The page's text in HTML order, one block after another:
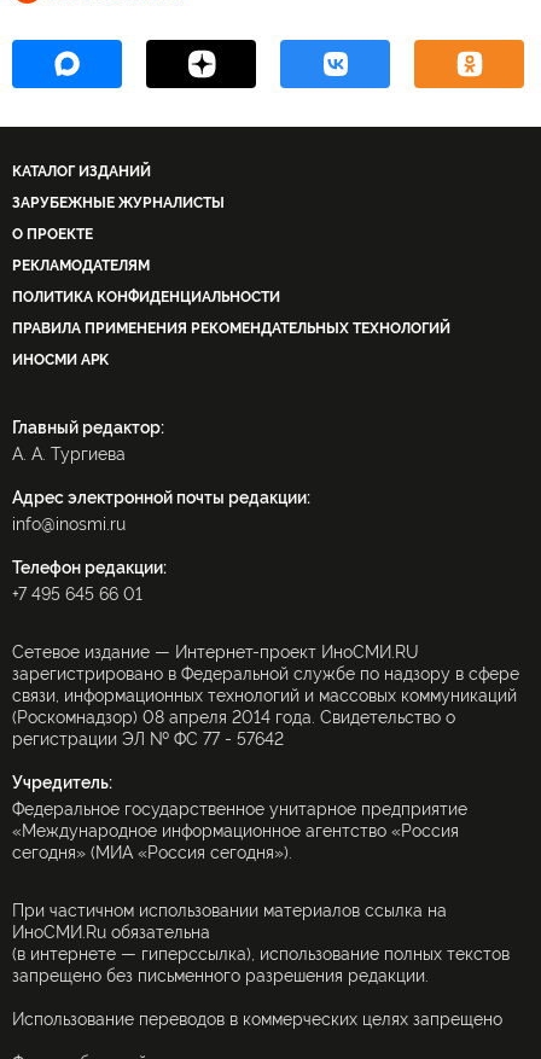
КАТАЛОГ ИЗДАНИЙ
ЗАРУБЕЖНЫЕ ЖУРНАЛИСТЫ
О ПРОЕКТЕ
РЕКЛАМОДАТЕЛЯМ
ПОЛИТИКА КОНФИДЕНЦИАЛЬНОСТИ
ПРАВИЛА ПРИМЕНЕНИЯ РЕКОМЕНДАТЕЛЬНЫХ ТЕХНОЛОГИЙ
ИНОСМИ APK
Главный редактор:
А. А. Тургиева
Адрес электронной почты редакции:
info@inosmi.ru
Телефон редакции:
+7 495 645 66 01
Сетевое издание — Интернет-проект ИноСМИ.RU
зарегистрировано в Федеральной службе по надзору в сфере
связи, информационных технологий и массовых коммуникаций
(Роскомнадзор) 08 апреля 2014 года. Свидетельство о
регистрации ЭЛ № ФС 77 - 57642
Учредитель:
Федеральное государственное унитарное предприятие
«Международное информационное агентство «Россия
сегодня» (МИА «Россия сегодня»).
При частичном использовании материалов ссылка на
ИноСМИ.Ru обязательна
(в интернете — гиперссылка), использование полных текстов
запрещено без письменного разрешения редакции.
Использование переводов в коммерческих целях запрещено